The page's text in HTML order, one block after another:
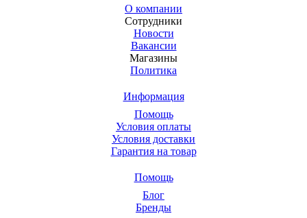
О компании
Сотрудники
Новости
Вакансии
Магазины
Политика
Информация
Помощь
Условия оплаты
Условия доставки
Гарантия на товар
Помощь
Блог
Бренды